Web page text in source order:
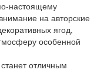
настоящему
на авторские
ягод,
особенной
отличным